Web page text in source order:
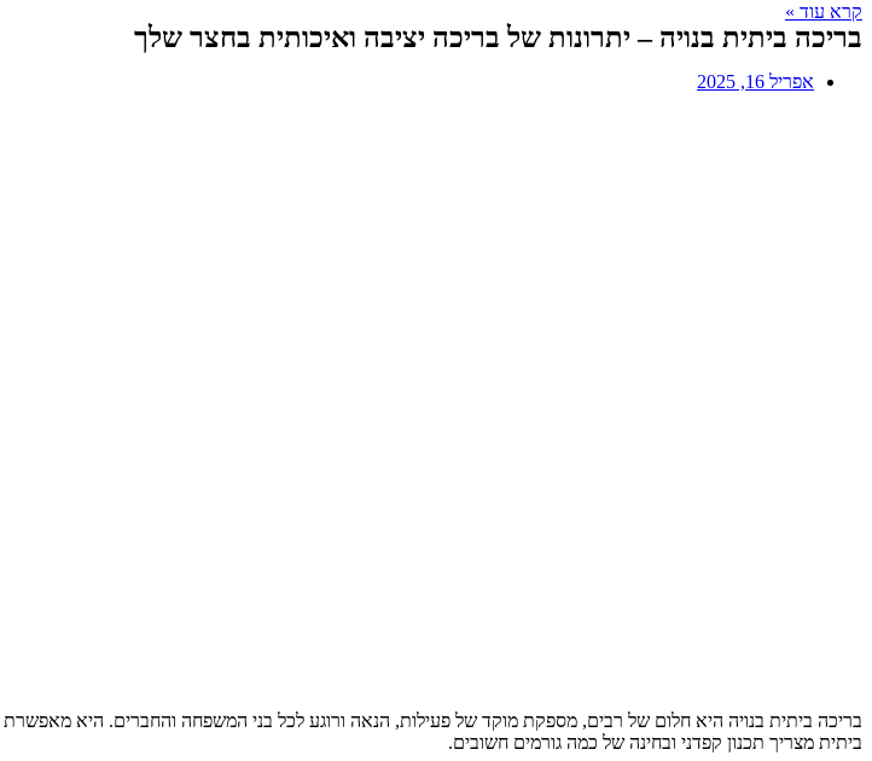
קרא עוד »
בריכה ביתית בנויה – יתרונות של בריכה יציבה ואיכותית בחצר שלך
אפריל 16, 2025
בריכה ביתית בנויה היא חלום של רבים, מספקת מוקד של פעילות, הנאה ורוגע לכל בני המשפחה והחברים. היא
ביתית מצריך תכנון קפדני ובחינה של כמה גורמים חשובים.